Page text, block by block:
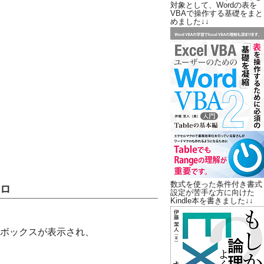
ックスが表示され、
対象として、Wordの表を
VBAで操作する基礎をまと
めました↓↓
数式を使った条件付き書式
設定が苦手な方に向けた
Kindle本を書きました↓↓